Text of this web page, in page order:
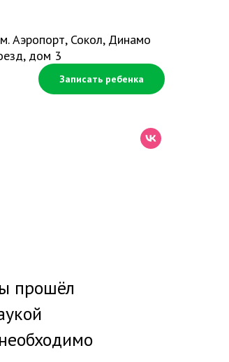
Аэропорт, Сокол, Динамо
дом 3
Записать ребенка
прошёл